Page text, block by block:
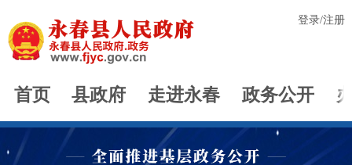
登录/注册
首页 县政府 走进永春 政务公开